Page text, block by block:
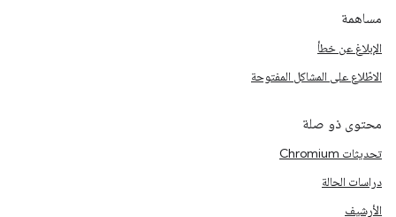
مساهمة
الإبلاغ عن خطأ
الاطّلاع على المشاكل المفتوحة
محتوى ذو صلة
تحديثات Chromium
دراسات الحالة
الأرشيف